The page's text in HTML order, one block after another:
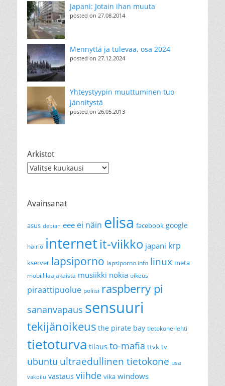
Japani: Jotain ihan muuta
posted on 27.08.2014
Mennyttä ja tulevaa, osa 2024
posted on 27.12.2024
Yhteystyypin muuttuminen tuo
jännitystä
posted on 26.05.2013
Arkistot
Arkistot
Avainsanat
asus debian eee ei näin elisa facebook google
häiriö internetit-viikko japani krp
kserver lapsiporno lapsiporno.info linux meta
mobiililaajakaista musiikki nokia oikeus
piraattipuolue poliisi raspberry pi
sananvapaus sensuuri
tekijänoikeus the pirate bay tietokone-lehti
tietoturva tilaus to-mafia ttvk tv
ubuntu ultraedullinen tietokone usa
vakoilu vastaus viihde vika windows